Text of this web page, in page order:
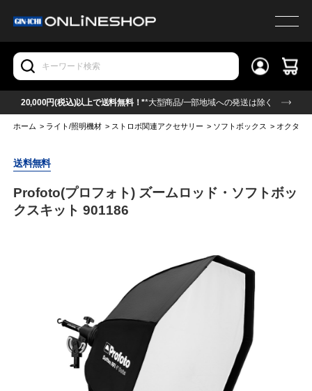
20,000円(税込)以上で送料無料！**大型商品/一部地域への発送は除く
ホーム > ライト/照明機材 > ストロボ関連アクセサリー > ソフトボックス > オクタ型
送料無料
Profoto(プロフォト) ズームロッド・ソフトボッ
クスキット 901186